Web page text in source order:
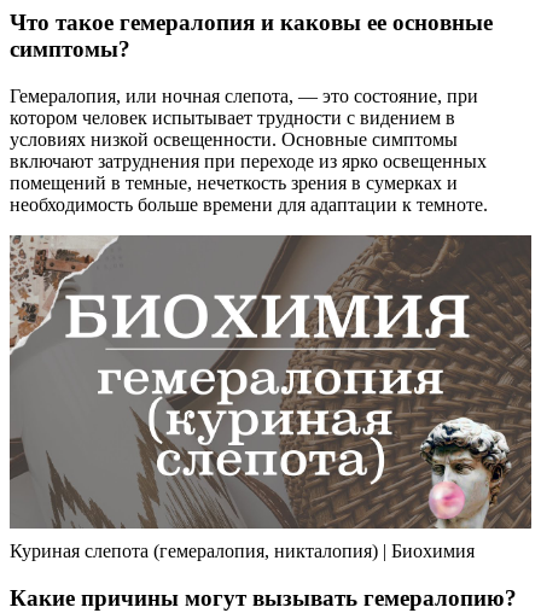
Что такое гемералопия и каковы ее основные
симптомы?
Гемералопия, или ночная слепота, — это состояние, при
котором человек испытывает трудности с видением в
условиях низкой освещенности. Основные симптомы
включают затруднения при переходе из ярко освещенных
помещений в темные, нечеткость зрения в сумерках и
необходимость больше времени для адаптации к темноте.
Куриная слепота (гемералопия, никталопия) | Биохимия
Какие причины могут вызывать гемералопию?